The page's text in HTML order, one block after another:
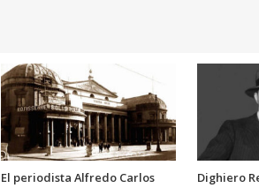
El periodista Alfredo Carlos
Dighiero